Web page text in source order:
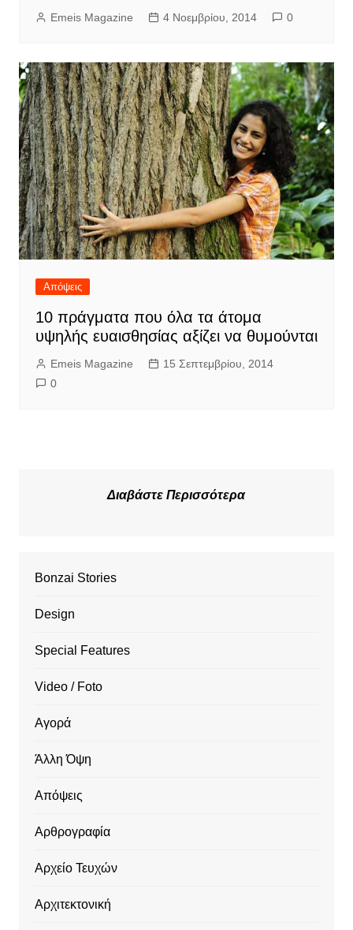
Emeis Magazine 4 Νοεμβρίου, 2014 0
Απόψεις
10 πράγματα που όλα τα άτομα
υψηλής ευαισθησίας αξίζει να θυμούνται
Emeis Magazine
15 Σεπτεμβρίου, 2014
0
Διαβάστε Περισσότερα
Bonzai Stories
Design
Special Features
Video / Foto
Αγορά
Άλλη Όψη
Απόψεις
Αρθρογραφία
Αρχείο Τευχών
Αρχιτεκτονική